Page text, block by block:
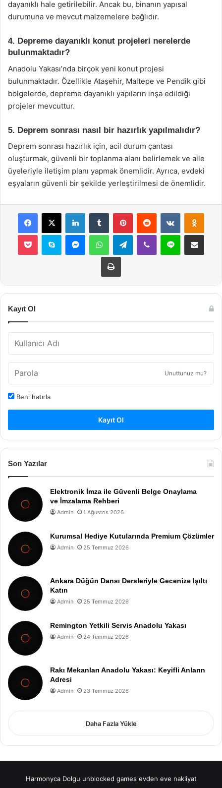
dayanıklı hale getirilebilir. Ancak bu, binanın yapısal
durumuna ve mevcut malzemelere bağlıdır.
4. Depreme dayanıklı konut projeleri nerelerde
bulunmaktadır?
Anadolu Yakası’nda birçok yeni konut projesi
bulunmaktadır. Özellikle Ataşehir, Maltepe ve Pendik gibi
bölgelerde, depreme dayanıklı yapıların inşa edildiği
projeler mevcuttur.
5. Deprem sonrası nasıl bir hazırlık yapılmalıdır?
Deprem sonrası hazırlık için, acil durum çantası
oluşturmak, güvenli bir toplanma alanı belirlemek ve aile
üyeleriyle iletişim planı yapmak önemlidir. Ayrıca, evdeki
eşyaların güvenli bir şekilde yerleştirilmesi de önemlidir.
Facebook
X LinkedInTumblr PinterestReddit VKontakte
Pocket Skype MessengerWhatsAppTelegramViber Line E-Posta ile
Yazdır
Kayıt Ol
Unuttunuz mu?
Beni hatırla
Kayıt Ol
Son Yazılar
Elektronik İmza ile Güvenli Belge Onaylama
ve İmzalama Rehberi
Admin 1 Ağustos 2026
Kurumsal Hediye Kutularında Premium Çözümler
Admin 25 Temmuz 2026
Ankara Düğün Dansı Dersleriyle Gecenize Işıltı
Katın
Admin 25 Temmuz 2026
Remington Yetkili Servis Anadolu Yakası
Admin 24 Temmuz 2026
Rakı Mekanları Anadolu Yakası: Keyifli Anların
Adresi
Admin 23 Temmuz 2026
Daha Fazla Yükle
Harmonyca Dolgu unblocked games evden eve nakliyat